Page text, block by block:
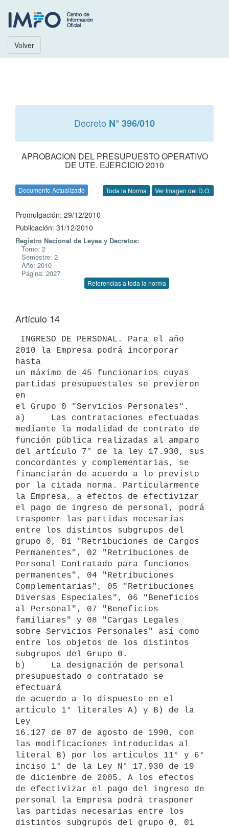
Volver
Decreto N° 396/010
APROBACION DEL PRESUPUESTO OPERATIVO
DE UTE. EJERCICIO 2010
Documento Actualizado Toda la Norma Ver Imagen del D.O.
Promulgación: 29/12/2010
Publicación: 31/12/2010
Registro Nacional de Leyes y Decretos:
Tomo: 2
Semestre: 2
Año: 2010
Página: 2027
Referencias a toda la norma
Artículo 14
2010 la Empresa podrá incorporar
hasta
un máximo de 45 funcionarios cuyas
partidas presupuestales se previeron
en
el Grupo 0 "Servicios Personales".
a)     Las contrataciones efectuadas
mediante la modalidad de contrato de
función pública realizadas al amparo
del artículo 7° de la ley 17.930, sus
concordantes y complementarias, se
financiarán de acuerdo a lo previsto
por la citada norma. Particularmente
la Empresa, a efectos de efectivizar
el pago de ingreso de personal, podrá
trasponer las partidas necesarias
entre los distintos subgrupos del
grupo 0, 01 "Retribuciones de Cargos
Permanentes", 02 "Retribuciones de
Personal Contratado para funciones
permanentes", 04 "Retribuciones
Complementarias", 05 "Retribuciones
Diversas Especiales", 06 "Beneficios
al Personal", 07 "Beneficios
familiares" y 08 "Cargas Legales
sobre Servicios Personales" así como
entre los objetos de los distintos
subgrupos del Grupo 0.
b)     La designación de personal
presupuestado o contratado se
efectuará
de acuerdo a lo dispuesto en el
artículo 1° literales A) y B) de la
Ley
16.127 de 07 de agosto de 1990, con
las modificaciones introducidas al
literal B) por los artículos 11° y 6°
inciso 1° de la Ley N° 17.930 de 19
de diciembre de 2005. A los efectos
de efectivizar el pago del ingreso de
personal la Empresa podrá trasponer
las partidas necesarias entre los
distintos subgrupos del grupo 0, 01